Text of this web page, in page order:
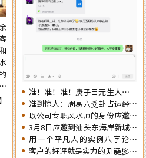
肖生人因命局的不同，运势也各有
不同。为使自己在新的一年里能够
趋吉避凶行好运，有必要先知先
觉，提前了解一下2026年十二生
肖的流年运势情况为未来的一年提
前布局，争取更大的成就……
准！准！准！庚子日元生人丙午
流年的运势判断实例：
准到惊人：周易六爻卦占运经典
案例分享
以公司专职风水师的身份应邀出
席《星橙网络科技公司》成立5
周年庆典
3月8日应邀到汕头东海岸新城为
朋友的亲戚堪舆住房风水
用一个平凡人的实例八字论断
2026马年的流年运势
客户的好评就是实力的见证！
更多…